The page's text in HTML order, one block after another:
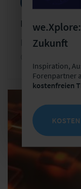
Data Driven
Do,Zukunft
Inspiration,
Forenpartner
kostenfreien